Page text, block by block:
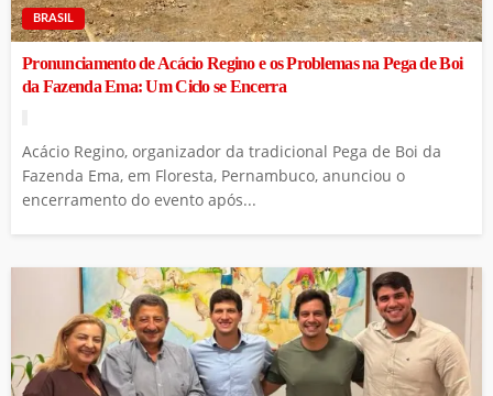
BRASIL
Pronunciamento de Acácio Regino e os Problemas na Pega de Boi
da Fazenda Ema: Um Ciclo se Encerra
Acácio Regino, organizador da tradicional Pega de Boi da
Fazenda Ema, em Floresta, Pernambuco, anunciou o
encerramento do evento após...